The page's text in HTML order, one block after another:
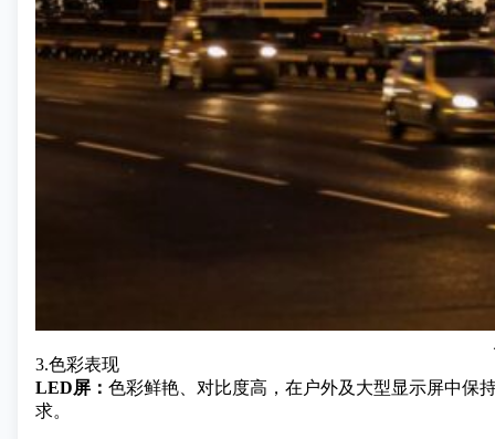
3.色彩表现
LED屏： 色彩鲜艳、对比度高，在户外及大型显示屏中保
求。